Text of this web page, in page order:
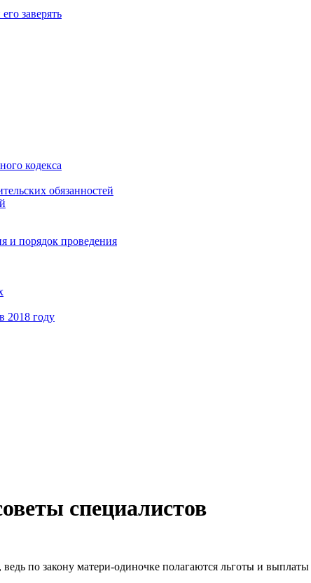
заверять
кодекса
обязанностей
и порядок проведения
2018 году
специалистов
по закону матери-одиночке полагаются льготы и выплаты